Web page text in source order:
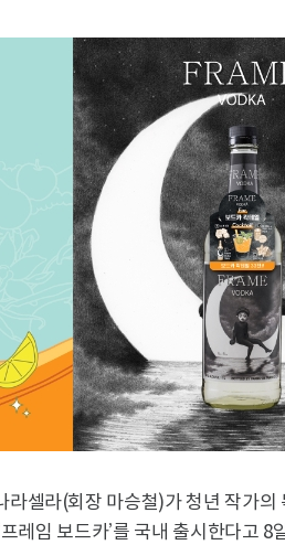
라셀라(회장 마승철)가 청년 작가의
레임 보드카’를 국내 출시한다고 8